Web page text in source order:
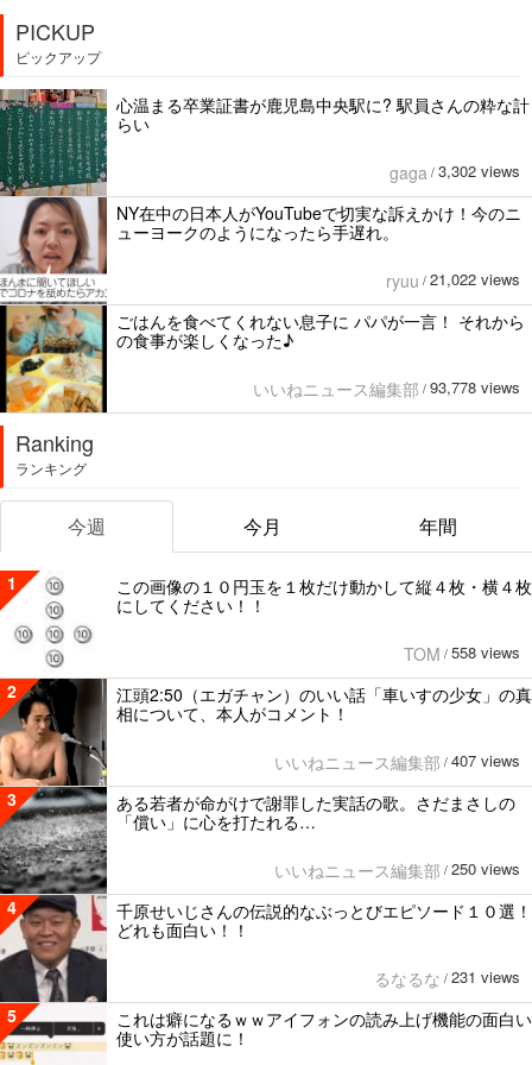
PICKUP
ピックアップ
心温まる卒業証書が鹿児島中央駅に? 駅員さんの粋な計
らい
gaga / 3,302 views
NY在中の日本人がYouTubeで切実な訴えかけ！今のニ
ューヨークのようになったら手遅れ。
ryuu / 21,022 views
ごはんを食べてくれない息子に パパが一言！ それから
の食事が楽しくなった♪
いいねニュース編集部 / 93,778 views
Ranking
ランキング
今週 今月 年間
1
この画像の１０円玉を１枚だけ動かして縦４枚・横４枚
にしてください！！
TOM / 558 views
2
江頭2:50（エガチャン）のいい話「車いすの少女」の真
相について、本人がコメント！
いいねニュース編集部 / 407 views
3
ある若者が命がけで謝罪した実話の歌。さだまさしの
「償い」に心を打たれる…
いいねニュース編集部 / 250 views
4
千原せいじさんの伝説的なぶっとびエピソード１０選！
どれも面白い！！
るなるな / 231 views
5
これは癖になるｗｗアイフォンの読み上げ機能の面白い
使い方が話題に！